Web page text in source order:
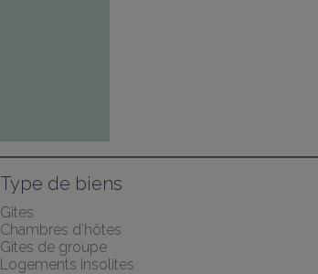
Type de biens
Gîtes
Chambres d’hôtes
Gîtes de groupe
Logements insolites